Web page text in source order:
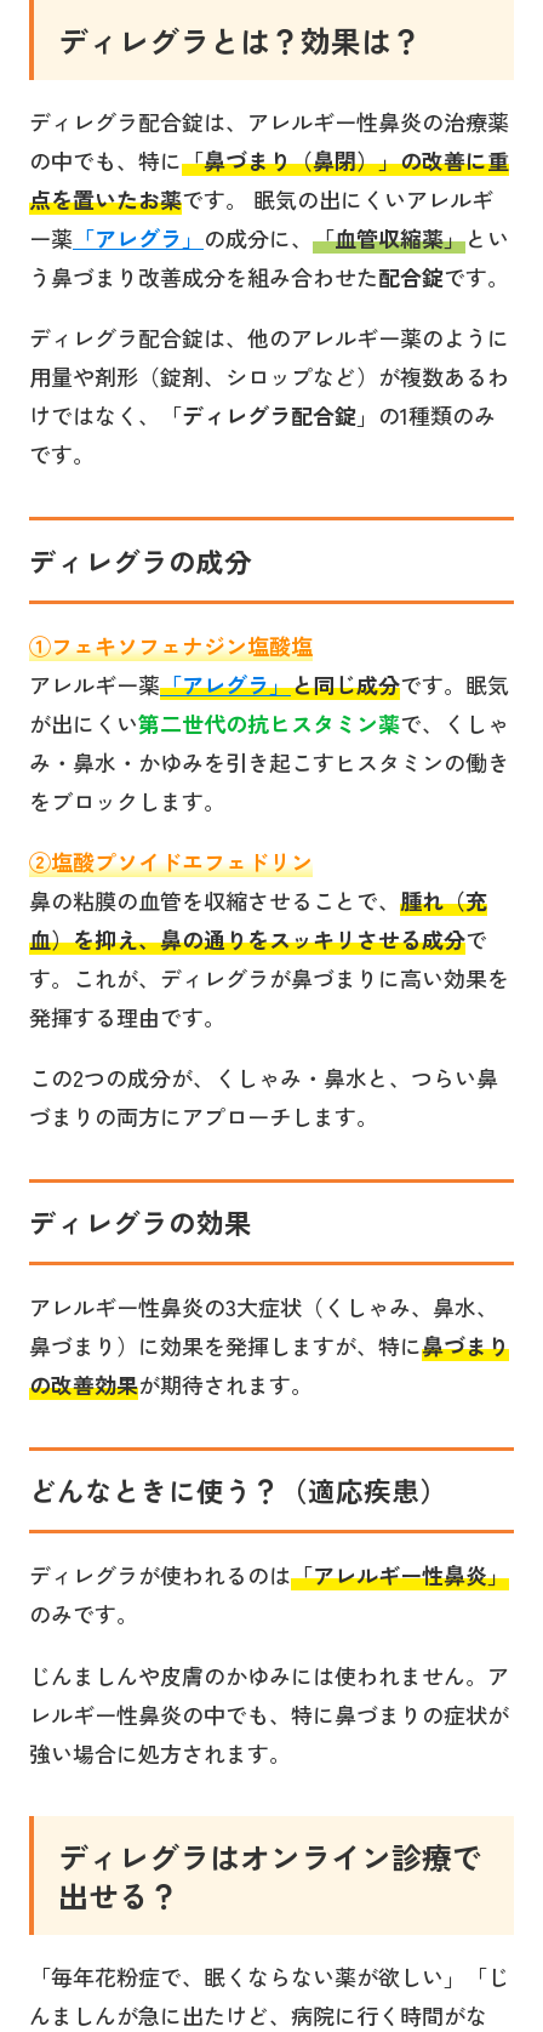
ディレグラとは？効果は？
ディレグラ配合錠は、アレルギー性鼻炎の治療薬
の中でも、特に「鼻づまり（鼻閉）」の改善に重
点を置いたお薬です。 眠気の出にくいアレルギ
ー薬 「アレグラ」 の成分に、 「血管収縮薬」とい
う鼻づまり改善成分を組み合わせた配合錠です。
ディレグラ配合錠は、他のアレルギー薬のように
用量や剤形（錠剤、シロップなど）が複数あるわ
けではなく、「ディレグラ配合錠」の1種類のみ
です。
ディレグラの成分
①フェキソフェナジン塩酸塩
アレルギー薬「アレグラ」と同じ成分です。眠気
が出にくい第二世代の抗ヒスタミン薬で、くしゃ
み・鼻水・かゆみを引き起こすヒスタミンの働き
をブロックします。
②塩酸プソイドエフェドリン
鼻の粘膜の血管を収縮させることで、 腫れ（充
血）を抑え、鼻の通りをスッキリさせる成分で
す。これが、ディレグラが鼻づまりに高い効果を
発揮する理由です。
この2つの成分が、くしゃみ・鼻水と、つらい鼻
づまりの両方にアプローチします。
ディレグラの効果
アレルギー性鼻炎の3大症状（くしゃみ、鼻水、
鼻づまり）に効果を発揮しますが、特に鼻づまり
の改善効果が期待されます。
どんなときに使う？（適応疾患）
ディレグラが使われるのは「アレルギー性鼻炎」
のみです。
じんましんや皮膚のかゆみには使われません。ア
レルギー性鼻炎の中でも、特に鼻づまりの症状が
強い場合に処方されます。
ディレグラはオンライン診療で
出せる？
「毎年花粉症で、眠くならない薬が欲しい」「じ
んましんが急に出たけど、病院に行く時間がな